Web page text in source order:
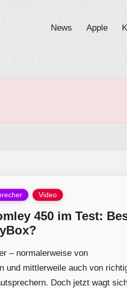
News Apple
Video
450 im Test:
– normalerweise von
und mittlerweile auch von
Doch jetzt wagt